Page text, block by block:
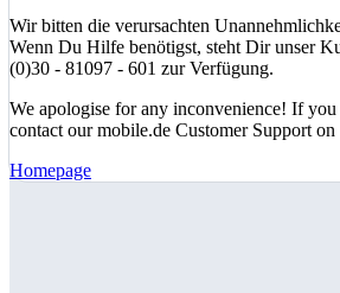
Wir bitten die verursachten
Wenn Du Hilfe benötigst, steht Dir unser
(0)30 - 81097 - 601 zur Verfügung.
We apologise for any inconvenience! If you
contact our mobile.de Customer Support
Homepage